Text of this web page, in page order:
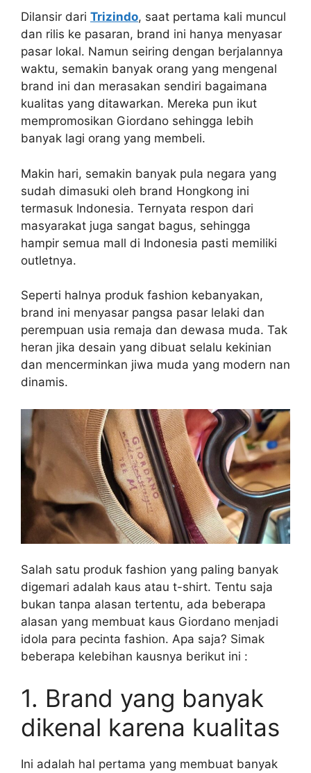
Dilansir dari Trizindo, saat pertama kali muncul
dan rilis ke pasaran, brand ini hanya menyasar
pasar lokal. Namun seiring dengan berjalannya
waktu, semakin banyak orang yang mengenal
brand ini dan merasakan sendiri bagaimana
kualitas yang ditawarkan. Mereka pun ikut
mempromosikan Giordano sehingga lebih
banyak lagi orang yang membeli.
Makin hari, semakin banyak pula negara yang
sudah dimasuki oleh brand Hongkong ini
termasuk Indonesia. Ternyata respon dari
masyarakat juga sangat bagus, sehingga
hampir semua mall di Indonesia pasti memiliki
outletnya.
Seperti halnya produk fashion kebanyakan,
brand ini menyasar pangsa pasar lelaki dan
perempuan usia remaja dan dewasa muda. Tak
heran jika desain yang dibuat selalu kekinian
dan mencerminkan jiwa muda yang modern nan
dinamis.
Salah satu produk fashion yang paling banyak
digemari adalah kaus atau t-shirt. Tentu saja
bukan tanpa alasan tertentu, ada beberapa
alasan yang membuat kaus Giordano menjadi
idola para pecinta fashion. Apa saja? Simak
beberapa kelebihan kausnya berikut ini :
1. Brand yang banyak
dikenal karena kualitas
Ini adalah hal pertama yang membuat banyak